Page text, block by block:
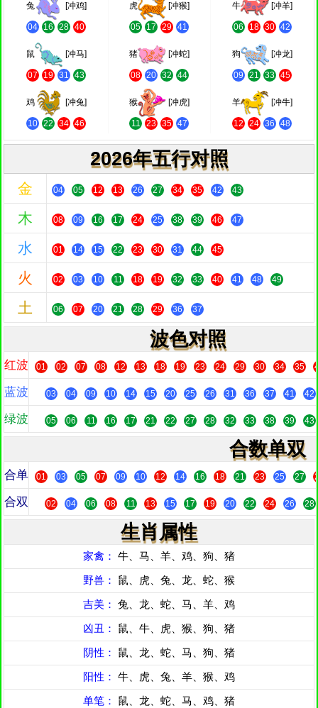
兔 [冲鸡]
04 16 28 40
虎 [冲猴]
05 17 29 41
牛 [冲羊]
06 18 30 42
鼠 [冲马]
07 19 31 43
猪 [冲蛇]
08 20 32 44
狗 [冲龙]
09 21 33 45
鸡 [冲兔]
10 22 34 46
猴 [冲虎]
11 23 35 47
羊 [冲牛]
12 24 36 48
2026年五行对照
金 04 05 12 13 26 27 34 35 42 43
木 08 09 16 17 24 25 38 39 46 47
水 01 14 15 22 23 30 31 44 45
火 02 03 10 11 18 19 32 33 40 41 48 49
土 06 07 20 21 28 29 36 37
波色对照
红波 01 02 07 08 12 13 18 19 23 24 29 30 34 35
蓝波 03 04 09 10 14 15 20 25 26 31 36 37 41 42
绿波 05 06 11 16 17 21 22 27 28 32 33 38 39 43
合数单双
合单 01 03 05 07 09 10 12 14 16 18 21 23 25 27
合双 02 04 06 08 11 13 15 17 19 20 22 24 26 28
生肖属性
家禽： 牛、马、羊、鸡、狗、猪
野兽： 鼠、虎、兔、龙、蛇、猴
吉美： 兔、龙、蛇、马、羊、鸡
凶丑： 鼠、牛、虎、猴、狗、猪
阴性： 鼠、龙、蛇、马、狗、猪
阳性： 牛、虎、兔、羊、猴、鸡
单笔： 鼠、龙、蛇、马、鸡、猪